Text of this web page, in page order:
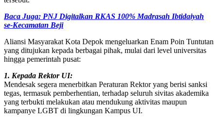
Baca Juga: PNJ Digitalkan RKAS 100% Madrasah Ibtidaiyah
se-Kecamatan Beji
Aliansi Masyarakat Kota Depok mengeluarkan Enam Poin Tuntutan
yang ditujukan kepada berbagai pihak, mulai dari level universitas
hingga pemerintah pusat:
1. Kepada Rektor UI:
Mendesak segera menerbitkan Peraturan Rektor yang berisi sanksi
tegas, termasuk pemberhentian, terhadap seluruh sivitas akademika
yang terbukti melakukan atau mendukung aktivitas maupun
kampanye LGBT di lingkungan Kampus UI.